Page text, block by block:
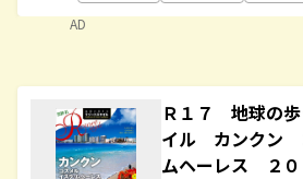
AD
Ｒ１７ 地球の
イル カンクン
ムヘーレス ２０